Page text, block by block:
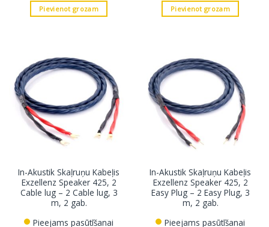
Pievienot grozam Pievienot grozam
In-Akustik Skaļruņu Kabeļis
Exzellenz Speaker 425, 2
Cable lug – 2 Cable lug, 3
m, 2 gab.
Pieejams pasūtīšanai
In-Akustik Skaļruņu Kabeļis
Exzellenz Speaker 425, 2
Easy Plug – 2 Easy Plug, 3
m, 2 gab.
Pieejams pasūtīšanai